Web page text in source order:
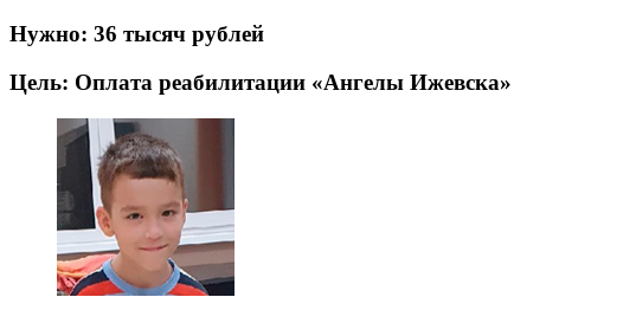
Нужно: 36 тысяч рублей
Цель: Оплата реабилитации «Ангелы Ижевска»